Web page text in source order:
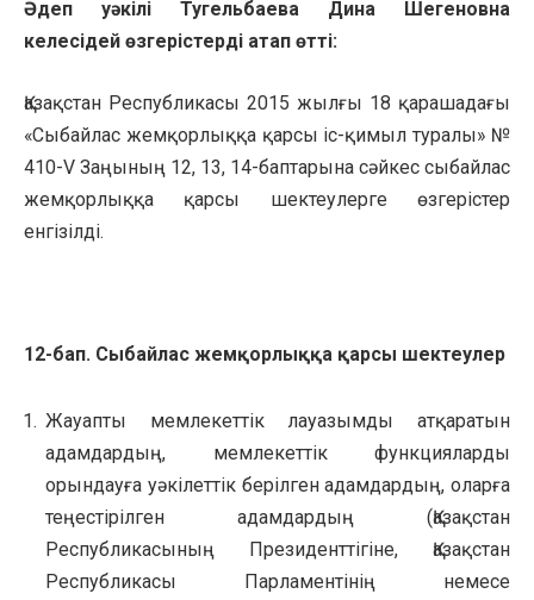
Әдеп уәкілі Тугельбаева Дина Шегеновна
келесідей өзгерістерді атап өтті:
Қазақстан Республикасы 2015 жылғы 18 қарашадағы
«Сыбайлас жемқорлыққа қарсы іс-қимыл туралы» №
410-V Заңының 12, 13, 14-баптарына сәйкес сыбайлас
жемқорлыққа қарсы шектеулерге өзгерістер
енгізілді.
12-бап. Сыбайлас жемқорлыққа қарсы шектеулер
Жауапты мемлекеттік лауазымды атқаратын
адамдардың, мемлекеттік функцияларды
орындауға уәкілеттік берілген адамдардың, оларға
теңестірілген адамдардың (Қазақстан
Республикасының Президенттігіне, Қазақстан
Республикасы Парламентінің немесе